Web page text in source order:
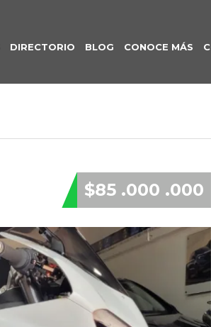
DIRECTORIO BLOG CONOCE MÁS
$85 .000 .000